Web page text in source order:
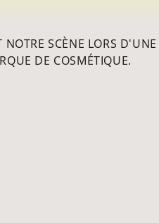
SCÈNE LORS D'UNE
DE COSMÉTIQUE.